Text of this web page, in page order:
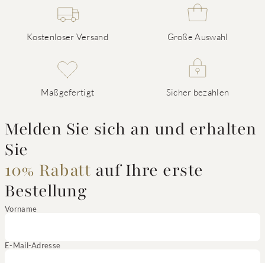
Kostenloser Versand Große Auswahl
Maßgefertigt Sicher bezahlen
Melden Sie sich an und erhalten
Sie
10% Rabatt auf Ihre erste
Bestellung
Vorname
E-Mail-Adresse